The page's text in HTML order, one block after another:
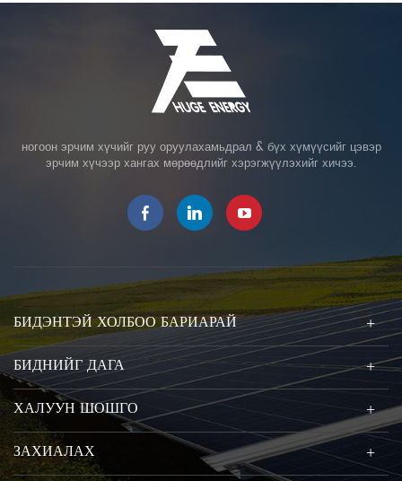
ногоон эрчим хүчийг руу оруулахамьдрал & бүх хүмүүсийг цэвэр
эрчим хүчээр хангах мөрөөдлийг хэрэгжүүлэхийг хичээ.
БИДЭНТЭЙ ХОЛБОО БАРИАРАЙ
БИДНИЙГ ДАГА
ХАЛУУН ШОШГО
ЗАХИАЛАХ